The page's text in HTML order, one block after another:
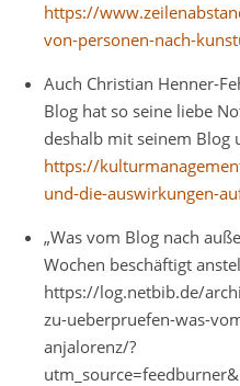
https://
von-personen-nach-
Auch Christian Henner-
Blog hat so seine liebe
deshalb mit seinem Blog
https://
und-die-auswirkungen-
„Was vom Blog nach
Wochen beschäftigt
https://log.netbib.de/
zu-ueberpruefen-was-
anjalorenz/?